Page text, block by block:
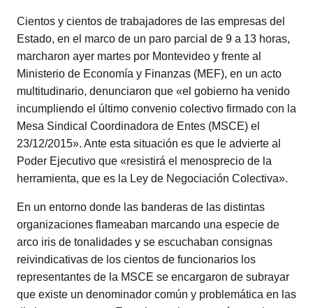
Cientos y cientos de trabajadores de las empresas del
Estado, en el marco de un paro parcial de 9 a 13 horas,
marcharon ayer martes por Montevideo y frente al
Ministerio de Economía y Finanzas (MEF), en un acto
multitudinario, denunciaron que «el gobierno ha venido
incumpliendo el último convenio colectivo firmado con la
Mesa Sindical Coordinadora de Entes (MSCE) el
23/12/2015». Ante esta situación es que le advierte al
Poder Ejecutivo que «resistirá el menosprecio de la
herramienta, que es la Ley de Negociación Colectiva».
En un entorno donde las banderas de las distintas
organizaciones flameaban marcando una especie de
arco iris de tonalidades y se escuchaban consignas
reivindicativas de los cientos de funcionarios los
representantes de la MSCE se encargaron de subrayar
que existe un denominador común y problemática en las